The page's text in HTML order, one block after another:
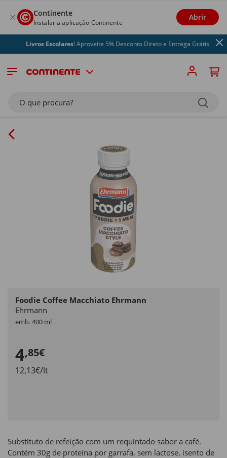
Continente
Instalar a aplicação Continente
Abrir
Livros Escolares! Aproveite 5% Desconto Direto e Entrega Grátis
O que procura?
Foodie Coffee Macchiato Ehrmann
Ehrmann
emb. 400 ml
4,85€
12,13€/lt
Substituto de refeição com um requintado sabor a café.
Contém 30g de proteína por garrafa, sem lactose, isento de